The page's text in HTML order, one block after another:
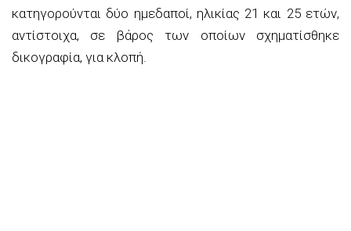
κατηγορούνται δύο ημεδαποί, ηλικίας 21 και 25 ετών,
αντίστοιχα, σε βάρος των οποίων σχηματίσθηκε
δικογραφία, για κλοπή.